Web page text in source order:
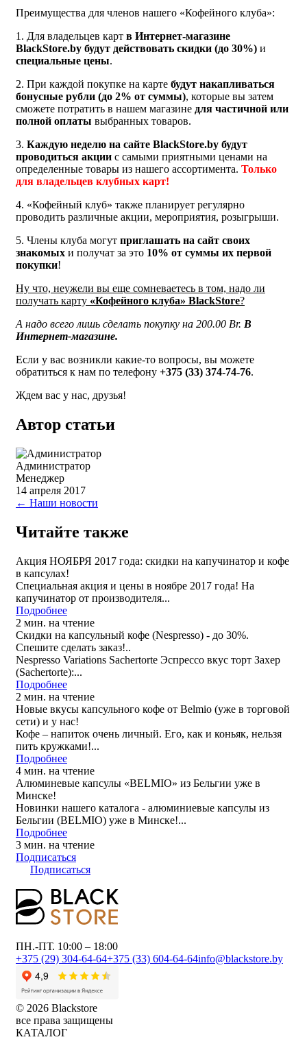
Преимущества для членов нашего «Кофейного клуба»:
1. Для владельцев карт в Интернет-магазине
BlackStore.by будут действовать скидки (до 30%) и
специальные цены.
2. При каждой покупке на карте будут накапливаться
бонусные рубли (до 2% от суммы), которые вы затем
сможете потратить в нашем магазине для частичной или
полной оплаты выбранных товаров.
3. Каждую неделю на сайте BlackStore.by будут
проводиться акции с самыми приятными ценами на
определенные товары из нашего ассортимента. Только
для владельцев клубных карт!
4. «Кофейный клуб» также планирует регулярно
проводить различные акции, мероприятия, розыгрыши.
5. Члены клуба могут приглашать на сайт своих
знакомых и получат за это 10% от суммы их первой
покупки!
Ну что, неужели вы еще сомневаетесь в том, надо ли
получать карту «Кофейного клуба» BlackStore?
А надо всего лишь сделать покупку на 200.00 Br. В
Интернет-магазине.
Если у вас возникли какие-то вопросы, вы можете
обратиться к нам по телефону +375 (33) 374-74-76.
Ждем вас у нас, друзья!
Автор статьи
Администратор
Менеджер
14 апреля 2017
← Наши новости
Читайте также
Акция НОЯБРЯ 2017 года: скидки на капучинатор и кофе
в капсулах!
Специальная акция и цены в ноябре 2017 года! На
капучинатор от производителя...
Подробнее
2 мин. на чтение
Скидки на капсульный кофе (Nespresso) - до 30%.
Спешите сделать заказ!..
Nespresso Variations Sachertorte Эспрессо вкус торт Захер
(Sachertorte):...
Подробнее
2 мин. на чтение
Новые вкусы капсульного кофе от Belmio (уже в торговой
сети) и у нас!
Кофе – напиток очень личный. Его, как и коньяк, нельзя
пить кружками!...
Подробнее
4 мин. на чтение
Алюминевые капсулы «BELMIO» из Бельгии уже в
Минске!
Новинки нашего каталога - алюминиевые капсулы из
Бельгии (BELMIO) уже в Минске!...
Подробнее
3 мин. на чтение
Подписаться
Подписаться
ПН.-ПТ. 10:00 – 18:00
+375 (29) 304-64-64+375 (33) 604-64-64info@blackstore.by
© 2026 Blackstore
все права защищены
КАТАЛОГ